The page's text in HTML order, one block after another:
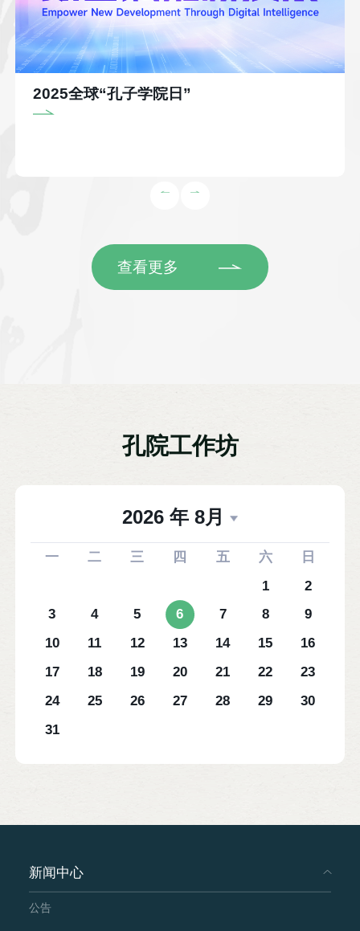
2025全球“孔子学院日”
查看更多
孔院工作坊
2026年 8月
一 二 三 四 五 六
日
1
2
3
4 5 6 7 8
9
10
11 12 13 14 15
16
17
18 19 20 21 22
23
24
25 26 27 28 29
30
31
新闻中心
公告